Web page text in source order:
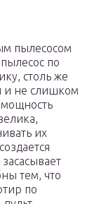
пылесосом
по
столь же
и не слишком
их
тем, что
по